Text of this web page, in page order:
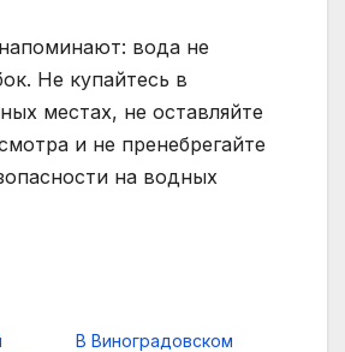
вода не
Не купайтесь в
местах, не оставляйте
и не пренебрегайте
на водных
В Виноградовском